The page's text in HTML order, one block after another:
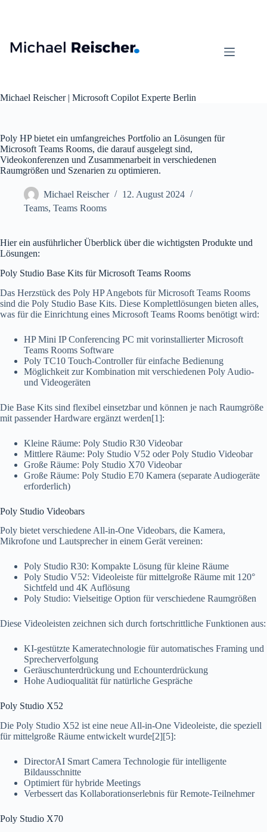
Michael Reischer | Microsoft Copilot Experte Berlin
Poly HP bietet ein umfangreiches Portfolio an Lösungen für
Microsoft Teams Rooms, die darauf ausgelegt sind,
Videokonferenzen und Zusammenarbeit in verschiedenen
Raumgrößen und Szenarien zu optimieren.
Michael Reischer
12. August 2024
Teams, Teams Rooms
Hier ein ausführlicher Überblick über die wichtigsten Produkte und
Lösungen:
Poly Studio Base Kits für Microsoft Teams Rooms
Das Herzstück des Poly HP Angebots für Microsoft Teams Rooms
sind die Poly Studio Base Kits. Diese Komplettlösungen bieten alles,
was für die Einrichtung eines Microsoft Teams Rooms benötigt wird:
HP Mini IP Conferencing PC mit vorinstallierter Microsoft
Teams Rooms Software
Poly TC10 Touch-Controller für einfache Bedienung
Möglichkeit zur Kombination mit verschiedenen Poly Audio-
und Videogeräten
Die Base Kits sind flexibel einsetzbar und können je nach Raumgröße
mit passender Hardware ergänzt werden[1]:
Kleine Räume: Poly Studio R30 Videobar
Mittlere Räume: Poly Studio V52 oder Poly Studio Videobar
Große Räume: Poly Studio X70 Videobar
Große Räume: Poly Studio E70 Kamera (separate Audiogeräte
erforderlich)
Poly Studio Videobars
Poly bietet verschiedene All-in-One Videobars, die Kamera,
Mikrofone und Lautsprecher in einem Gerät vereinen:
Poly Studio R30: Kompakte Lösung für kleine Räume
Poly Studio V52: Videoleiste für mittelgroße Räume mit 120°
Sichtfeld und 4K Auflösung
Poly Studio: Vielseitige Option für verschiedene Raumgrößen
Diese Videoleisten zeichnen sich durch fortschrittliche Funktionen aus:
KI-gestützte Kameratechnologie für automatisches Framing und
Sprecherverfolgung
Geräuschunterdrückung und Echounterdrückung
Hohe Audioqualität für natürliche Gespräche
Poly Studio X52
Die Poly Studio X52 ist eine neue All-in-One Videoleiste, die speziell
für mittelgroße Räume entwickelt wurde[2][5]:
DirectorAI Smart Camera Technologie für intelligente
Bildausschnitte
Optimiert für hybride Meetings
Verbessert das Kollaborationserlebnis für Remote-Teilnehmer
Poly Studio X70